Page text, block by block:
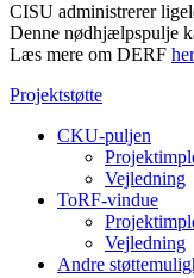
CISU administrerer
Denne nødhjælpspulje
Læs mere om DERF her
Projektstøtte
CKU-puljen
Vejledning
ToRF-vindue
Vejledning
Andre